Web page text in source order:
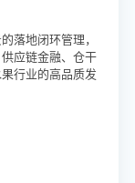
落地闭环管理，
应链金融、仓干
行业的高品质发